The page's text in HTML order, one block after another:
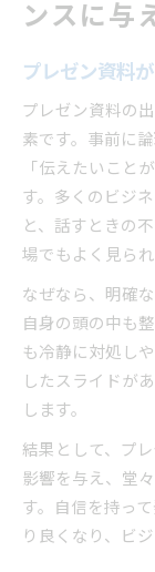
ンスに与
プレゼン資料
プレゼン資料の
素です。事前に
「伝えたいこと
す。多くのビジ
と、話すときの
場でもよく見られ
なぜなら、明確
自身の頭の中も
も冷静に対処し
したスライドが
します。
結果として、プ
影響を与え、堂
す。自信を持っ
り良くなり、ビ